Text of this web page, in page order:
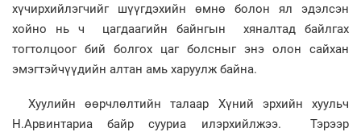
хүчирхийлэгчийг шүүгдэхийн өмнө болон ял эдэлсэн
хойно нь ч цагдаагийн байнгын хяналтад байлгах
тогтолцоог бий болгох цаг болсныг энэ олон сайхан
эмэгтэйчүүдийн алтан амь харуулж байна.
Хуулийн өөрчлөлтийн талаар Хүний эрхийн хуульч
Н.Арвинтариа байр сууриа илэрхийлжээ. Тэрээр